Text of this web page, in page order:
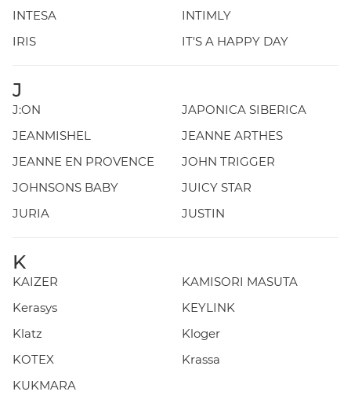
INTESA
INTIMLY
IRIS
IT'S A HAPPY DAY
J
J:ON
JAPONICA SIBERICA
JEANMISHEL
JEANNE ARTHES
JEANNE EN PROVENCE
JOHN TRIGGER
JOHNSONS BABY
JUICY STAR
JURIA
JUSTIN
K
KAIZER
KAMISORI MASUTA
Kerasys
KEYLINK
Klatz
Kloger
KOTEX
Krassa
KUKMARA